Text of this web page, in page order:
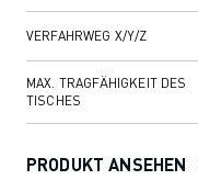
VERFAHRWEG X/Y/Z
MAX. TRAGFÄHIGKEIT DES
TISCHES
PRODUKT ANSEHEN